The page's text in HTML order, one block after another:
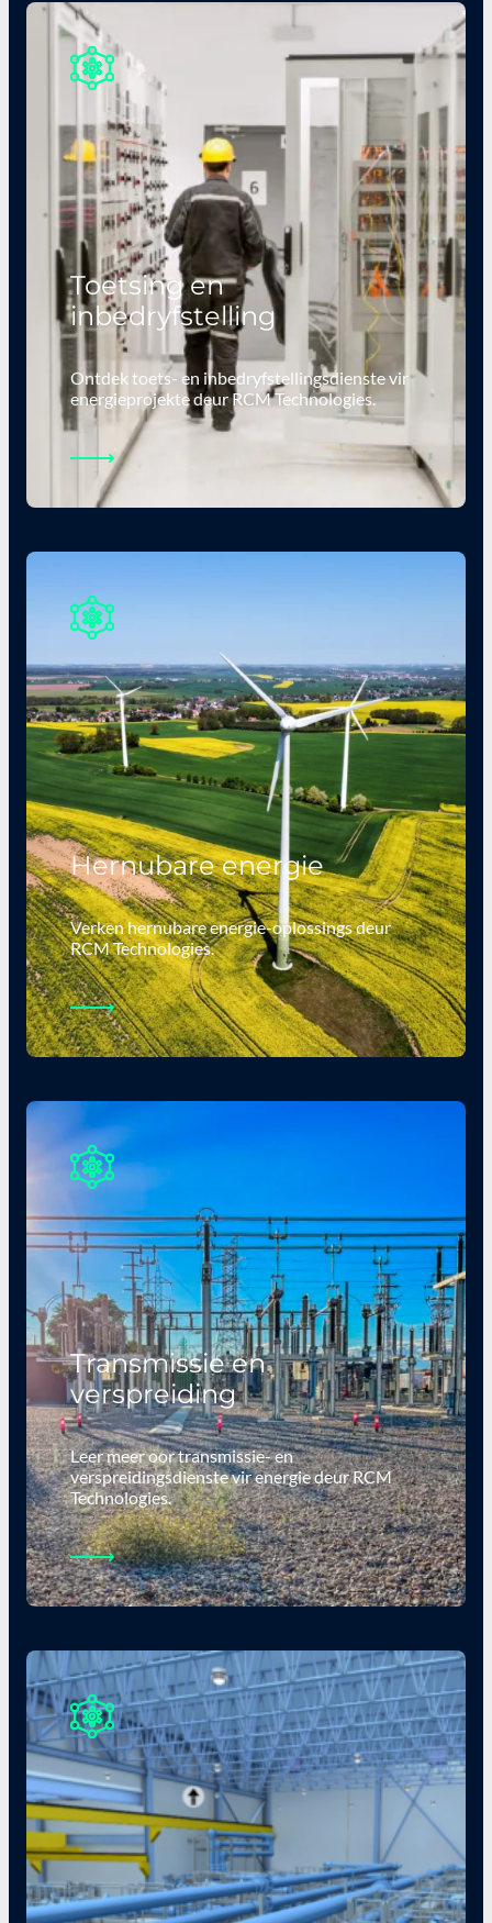
Toetsing en
inbedryfstelling
Ontdek toets- en inbedryfstellingsdienste vir
energieprojekte deur RCM Technologies.
Hernubare energie
Verken hernubare energie-oplossings deur
RCM Technologies.
Transmissie en
verspreiding
Leer meer oor transmissie- en
verspreidingsdienste vir energie deur RCM
Technologies.